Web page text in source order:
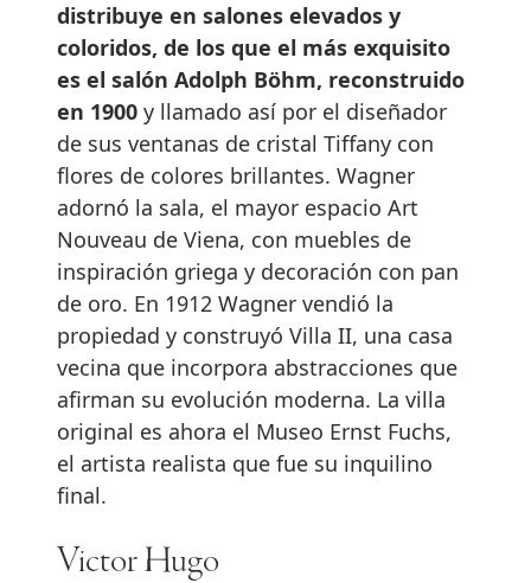
distribuye en salones elevados y
coloridos, de los que el más exquisito
es el salón Adolph Böhm, reconstruido
en 1900 y llamado así por el diseñador
de sus ventanas de cristal Tiffany con
flores de colores brillantes. Wagner
adornó la sala, el mayor espacio Art
Nouveau de Viena, con muebles de
inspiración griega y decoración con pan
de oro. En 1912 Wagner vendió la
propiedad y construyó Villa II, una casa
vecina que incorpora abstracciones que
afirman su evolución moderna. La villa
original es ahora el Museo Ernst Fuchs,
el artista realista que fue su inquilino
final.
Victor Hugo